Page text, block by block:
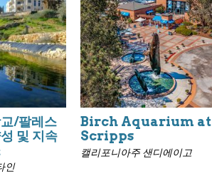
/팔레스
및 지속
인
Birch Aquarium at
Scripps
캘리포니아주 샌디에이고